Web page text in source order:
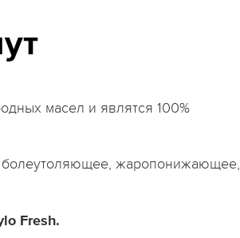
масел и являтся 100%
болеутоляющее, жаропонижающее,
Fresh.